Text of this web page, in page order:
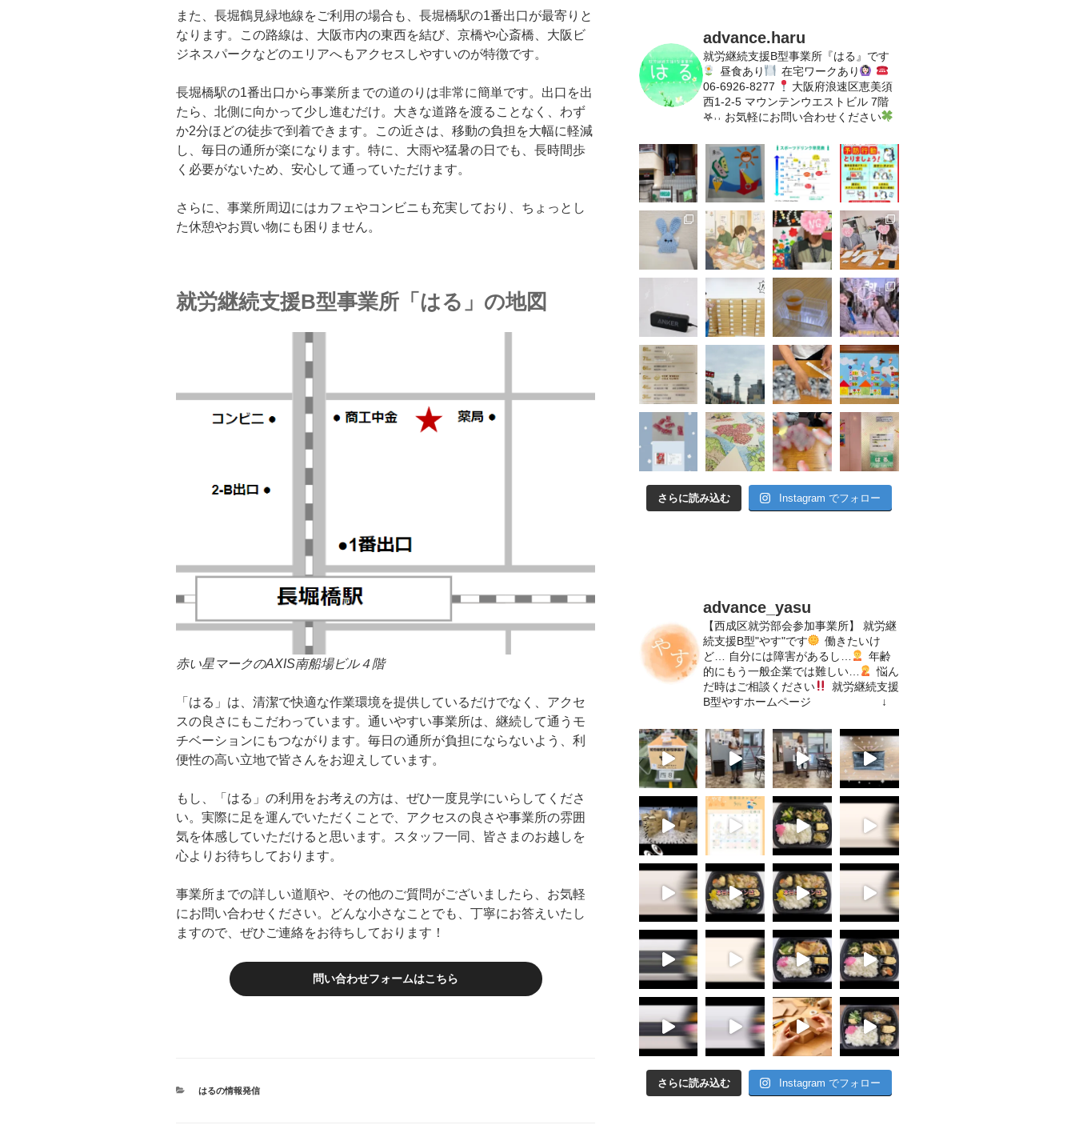
また、長堀鶴見緑地線をご利用の場合も、長堀橋駅の1番出口が最寄りと
なります。この路線は、大阪市内の東西を結び、京橋や心斎橋、大阪ビ
ジネスパークなどのエリアへもアクセスしやすいのが特徴です。
長堀橋駅の1番出口から事業所までの道のりは非常に簡単です。出口を出
たら、北側に向かって少し進むだけ。大きな道路を渡ることなく、わず
か2分ほどの徒歩で到着できます。この近さは、移動の負担を大幅に軽減
し、毎日の通所が楽になります。特に、大雨や猛暑の日でも、長時間歩
く必要がないため、安心して通っていただけます。
さらに、事業所周辺にはカフェやコンビニも充実しており、ちょっとし
た休憩やお買い物にも困りません。
就労継続支援B型事業所「はる」の地図
赤い星マークのAXIS南船場ビル４階
「はる」は、清潔で快適な作業環境を提供しているだけでなく、アクセ
スの良さにもこだわっています。通いやすい事業所は、継続して通うモ
チベーションにもつながります。毎日の通所が負担にならないよう、利
便性の高い立地で皆さんをお迎えしています。
もし、「はる」の利用をお考えの方は、ぜひ一度見学にいらしてくださ
い。実際に足を運んでいただくことで、アクセスの良さや事業所の雰囲
気を体感していただけると思います。スタッフ一同、皆さまのお越しを
心よりお待ちしております。
事業所までの詳しい道順や、その他のご質問がございましたら、お気軽
にお問い合わせください。どんな小さなことでも、丁寧にお答えいたし
ますので、ぜひご連絡をお待ちしております！
問い合わせフォームはこちら
カ
はるの情報発信
advance.haru
就労継続支援B型事業所『はる』です
昼食あり
在宅ワークあり
06-6926-8277
大阪府浪速区恵美須
西1-2-5 マウンテンウエストビル 7階
𖤐˒˒ お気軽にお問い合わせください
さらに読み込む Instagram でフォロー
advance_yasu
【西成区就労部会参加事業所】
就労継
続支援B型"やす"です
働きたいけ
ど…
自分には障害があるし…
年齢
的にもう一般企業では難しい…
悩ん
だ時はご相談ください
就労継続支援
B型やすホームページ ↓
さらに読み込む Instagram でフォロー